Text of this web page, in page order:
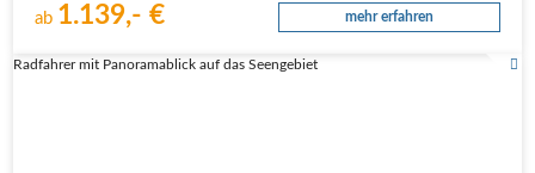
ab 1.139,- € mehr erfahren
Radfahrer mit Panoramablick auf das Seengebiet